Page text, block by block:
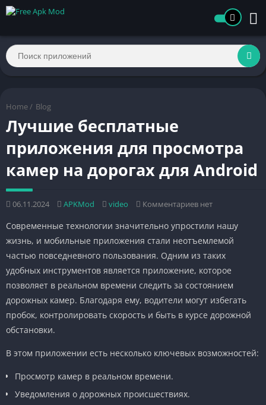
Home / Blog
Лучшие бесплатные
приложения для просмотра
камер на дорогах для Android
06.11.2024 APKMod video Комментариев нет
Современные технологии значительно упростили нашу
жизнь, и мобильные приложения стали неотъемлемой
частью повседневного пользования. Одним из таких
удобных инструментов является приложение, которое
позволяет в реальном времени следить за состоянием
дорожных камер. Благодаря ему, водители могут избегать
пробок, контролировать скорость и быть в курсе дорожной
обстановки.
В этом приложении есть несколько ключевых возможностей:
Просмотр камер в реальном времени.
Уведомления о дорожных происшествиях.